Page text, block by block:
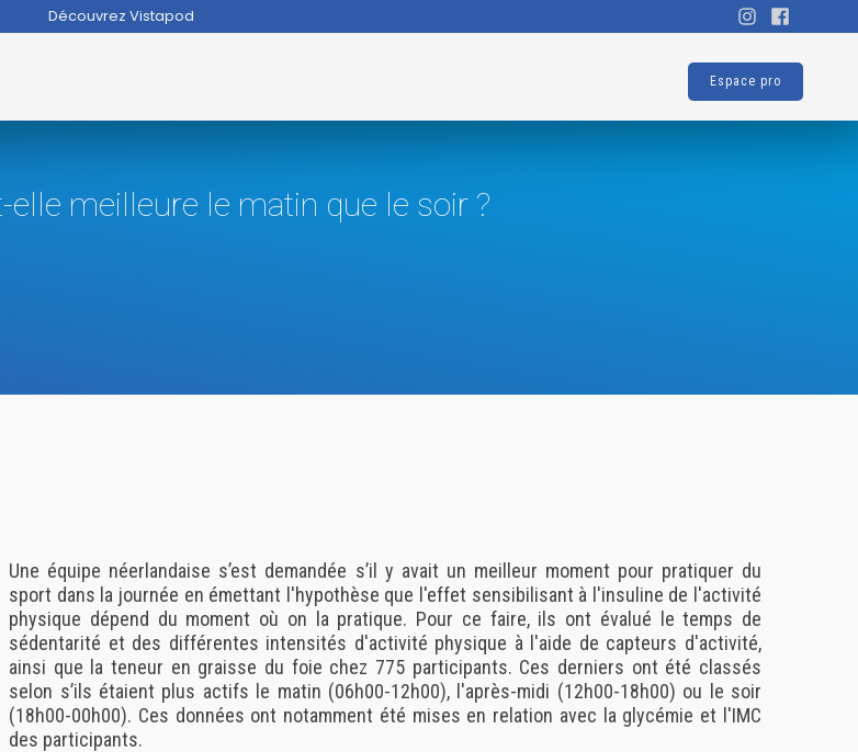
Découvrez Vistapod
Espace pro
elle meilleure le matin que le soir ?
Une équipe néerlandaise s’est demandée s’il y avait un meilleur moment pour pratiquer du
sport dans la journée en émettant l'hypothèse que l'effet sensibilisant à l'insuline de l'activité
physique dépend du moment où on la pratique. Pour ce faire, ils ont évalué le temps de
sédentarité et des différentes intensités d'activité physique à l'aide de capteurs d'activité,
ainsi que la teneur en graisse du foie chez 775 participants. Ces derniers ont été classés
selon s’ils étaient plus actifs le matin (06h00-12h00), l'après-midi (12h00-18h00) ou le soir
(18h00-00h00). Ces données ont notamment été mises en relation avec la glycémie et l'IMC
des participants.